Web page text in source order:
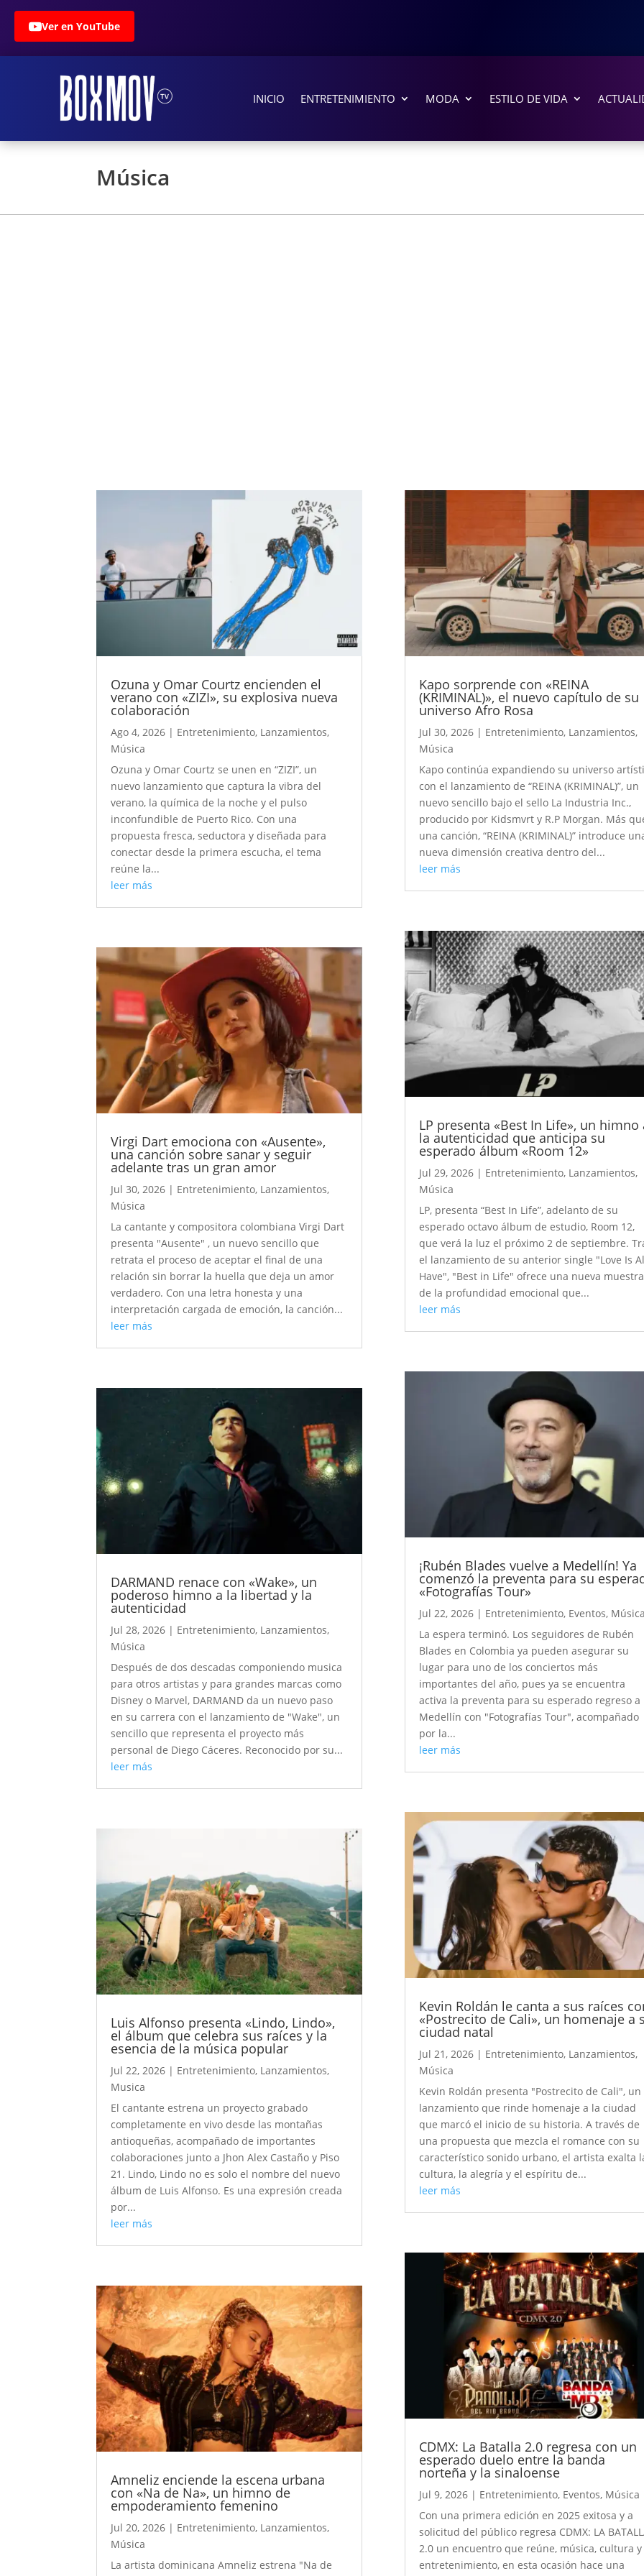
Ver en YouTube
INICIO ENTRETENIMIENTO MODA ESTILO DE VIDA
Música
Ozuna y Omar Courtz encienden el
verano con «ZIZI», su explosiva nueva
colaboración
Ago 4, 2026 | Entretenimiento, Lanzamientos,
Música
Ozuna y Omar Courtz se unen en “ZIZI”, un
nuevo lanzamiento que captura la vibra del
verano, la química de la noche y el pulso
inconfundible de Puerto Rico. Con una
propuesta fresca, seductora y diseñada para
conectar desde la primera escucha, el tema
reúne la...
leer más
Virgi Dart emociona con «Ausente»,
una canción sobre sanar y seguir
adelante tras un gran amor
Jul 30, 2026 | Entretenimiento, Lanzamientos,
Música
La cantante y compositora colombiana Virgi Dart
presenta "Ausente" , un nuevo sencillo que
retrata el proceso de aceptar el final de una
relación sin borrar la huella que deja un amor
verdadero. Con una letra honesta y una
interpretación cargada de emoción, la canción...
leer más
DARMAND renace con «Wake», un
poderoso himno a la libertad y la
autenticidad
Jul 28, 2026 | Entretenimiento, Lanzamientos,
Música
Después de dos descadas componiendo musica
para otros artistas y para grandes marcas como
Disney o Marvel, DARMAND da un nuevo paso
en su carrera con el lanzamiento de "Wake", un
sencillo que representa el proyecto más
personal de Diego Cáceres. Reconocido por su...
leer más
Luis Alfonso presenta «Lindo, Lindo»,
el álbum que celebra sus raíces y la
esencia de la música popular
Jul 22, 2026 | Entretenimiento, Lanzamientos,
Musica
El cantante estrena un proyecto grabado
completamente en vivo desde las montañas
antioqueñas, acompañado de importantes
colaboraciones junto a Jhon Alex Castaño y Piso
21. Lindo, Lindo no es solo el nombre del nuevo
álbum de Luis Alfonso. Es una expresión creada
por...
leer más
Amneliz enciende la escena urbana
con «Na de Na», un himno de
empoderamiento femenino
Jul 20, 2026 | Entretenimiento, Lanzamientos,
Música
La artista dominicana Amneliz estrena "Na de
Kapo sorprende con «REINA
(KRIMINAL)», el nuevo capítulo de su
universo Afro Rosa
Jul 30, 2026 | Entretenimiento, Lanzamientos,
Música
Kapo continúa expandiendo su universo
con el lanzamiento de “REINA (KRIMINAL)”, un
nuevo sencillo bajo el sello La Industria Inc.,
producido por Kidsmvrt y R.P Morgan. Más
una canción, “REINA (KRIMINAL)” introduce
nueva dimensión creativa dentro del...
leer más
LP presenta «Best In Life», un himno
la autenticidad que anticipa su
esperado álbum «Room 12»
Jul 29, 2026 | Entretenimiento, Lanzamientos,
Música
LP, presenta “Best In Life”, adelanto de su
esperado octavo álbum de estudio, Room 12,
que verá la luz el próximo 2 de septiembre.
el lanzamiento de su anterior single "Love Is
Have", "Best in Life" ofrece una nueva muestra
de la profundidad emocional que...
leer más
¡Rubén Blades vuelve a Medellín! Ya
comenzó la preventa para su
«Fotografías Tour»
Jul 22, 2026 | Entretenimiento, Eventos,
La espera terminó. Los seguidores de Rubén
Blades en Colombia ya pueden asegurar su
lugar para uno de los conciertos más
importantes del año, pues ya se encuentra
activa la preventa para su esperado regreso a
Medellín con "Fotografías Tour", acompañado
por la...
leer más
Kevin Roldán le canta a sus raíces
«Postrecito de Cali», un homenaje a
ciudad natal
Jul 21, 2026 | Entretenimiento, Lanzamientos,
Música
Kevin Roldán presenta "Postrecito de Cali", un
lanzamiento que rinde homenaje a la ciudad
que marcó el inicio de su historia. A través de
una propuesta que mezcla el romance con su
característico sonido urbano, el artista exalta
cultura, la alegría y el espíritu de...
leer más
CDMX: La Batalla 2.0 regresa con un
esperado duelo entre la banda
norteña y la sinaloense
Jul 9, 2026 | Entretenimiento, Eventos, Música
Con una primera edición en 2025 exitosa y a
solicitud del público regresa CDMX: LA
2.0 un encuentro que reúne, música, cultura y
entretenimiento, en esta ocasión hace una